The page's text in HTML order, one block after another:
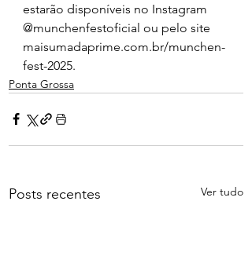
estarão disponíveis no Instagram
@munchenfestoficial ou pelo site
maisumadaprime.com.br/munchen-
fest-2025.
Ponta Grossa
Posts recentes Ver tudo